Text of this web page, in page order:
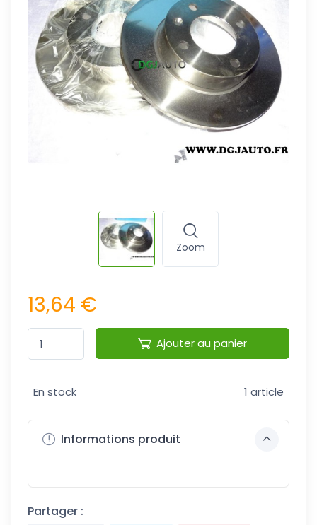
Zoom
13,64 €
Ajouter au panier
En stock 1 article
Informations produit
Partager :